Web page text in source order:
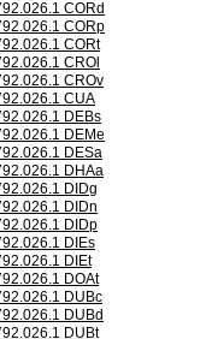
CORd
CORp
CORt
CROl
CROv
CUA
DEBs
DEMe
DESa
DHAa
DIDg
DIDn
DIDp
DIEs
DIEt
DOAt
DUBc
DUBd
DUBt